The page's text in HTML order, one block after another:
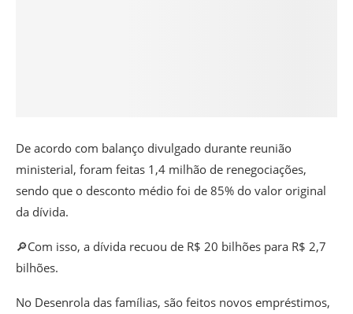
De acordo com balanço divulgado durante reunião
ministerial, foram feitas 1,4 milhão de renegociações,
sendo que o desconto médio foi de 85% do valor original
da dívida.
🔎Com isso, a dívida recuou de R$ 20 bilhões para R$ 2,7
bilhões.
No Desenrola das famílias, são feitos novos empréstimos,